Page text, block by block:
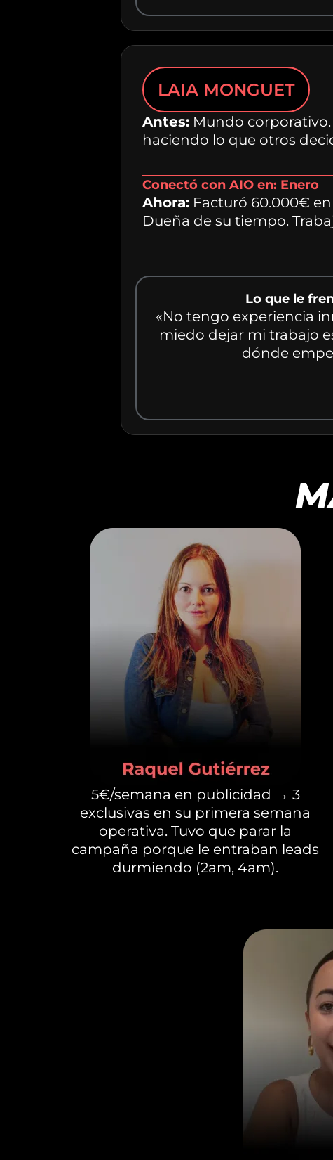
LAIA MONGUET
Antes: Mundo corporativo.
haciendo lo que otros
Conectó con AIO en: Enero
Ahora: Facturó 60.000€
Dueña de su tiempo.
Lo que le
«No tengo experiencia
miedo dejar mi trabajo
dónde
5€/semana en publicidad → 3
exclusivas en su primera semana
operativa. Tuvo que parar la
campaña porque le entraban leads
durmiendo (2am, 4am).